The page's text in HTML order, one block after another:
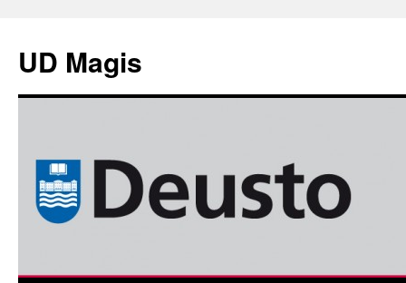
contenido
UD Magis